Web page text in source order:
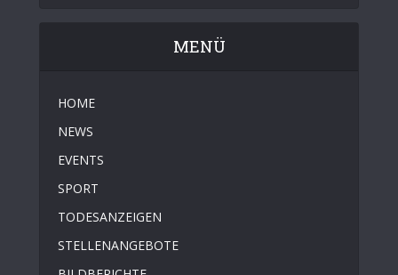
MENÜ
HOME
NEWS
EVENTS
SPORT
TODESANZEIGEN
STELLENANGEBOTE